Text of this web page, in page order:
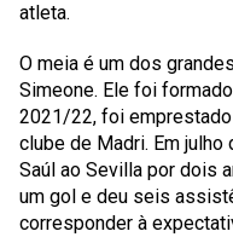
atleta.
O meia é um dos
Simeone. Ele foi
2021/22, foi
clube de Madri. Em
Saúl ao Sevilla por dois
um gol e deu seis
corresponder à